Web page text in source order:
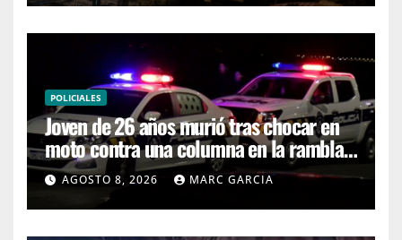
POLICIALES
Joven de 26 años murió tras chocar en
moto contra una columna en la rambla
Mansa
AGOSTO 8, 2026 MARC GARCIA